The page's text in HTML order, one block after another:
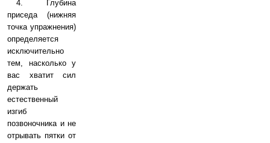
4. Глубина
приседа (нижняя
точка упражнения)
определяется
исключительно
тем, насколько у
вас хватит сил
держать
естественный
изгиб
позвоночника и не
отрывать пятки от